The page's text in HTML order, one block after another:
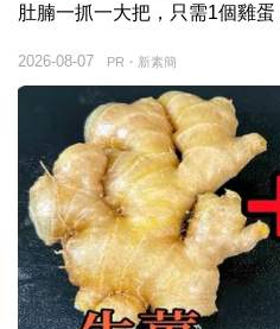
肚腩一抓一大把，只需1個雞
PR・新素簡
2026-08-07